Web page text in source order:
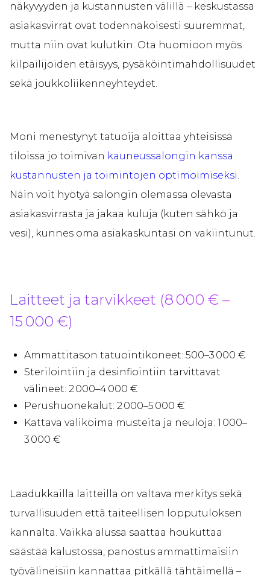
näkyvyyden ja kustannusten välillä – keskustassa
asiakasvirrat ovat todennäköisesti suuremmat,
mutta niin ovat kulutkin. Ota huomioon myös
kilpailijoiden etäisyys, pysäköintimahdollisuudet
sekä joukkoliikenneyhteydet.
Moni menestynyt tatuoija aloittaa yhteisissä
tiloissa jo toimivan kauneussalongin kanssa
kustannusten ja toimintojen optimoimiseksi.
Näin voit hyötyä salongin olemassa olevasta
asiakasvirrasta ja jakaa kuluja (kuten sähkö ja
vesi), kunnes oma asiakaskuntasi on vakiintunut.
Laitteet ja tarvikkeet (8 000 € –
15 000 €)
Ammattitason tatuointikoneet: 500–3 000 €
Sterilointiin ja desinfiointiin tarvittavat
välineet: 2 000–4 000 €
Perushuonekalut: 2 000–5 000 €
Kattava valikoima musteita ja neuloja: 1 000–
3 000 €
Laadukkailla laitteilla on valtava merkitys sekä
turvallisuuden että taiteellisen lopputuloksen
kannalta. Vaikka alussa saattaa houkuttaa
säästää kalustossa, panostus ammattimaisiin
työvälineisiin kannattaa pitkällä tähtäimellä –